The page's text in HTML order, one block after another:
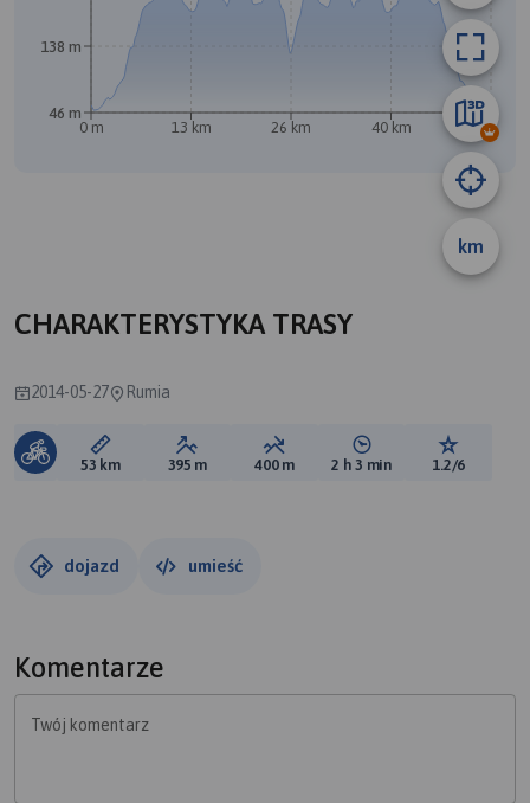
km
0 m 13 km 26 km 40 km 53 km
46 m
138 m
CHARAKTERYSTYKA TRASY
2014-05-27 Rumia
Długość trasy:
53 km Suma przewyższeń:
395 m Suma spadków:
400 m Średni czas potrzebny
2 h 3 min Ocena
1.2/6
dojazd umieść
Komentarze
Twój komentarz